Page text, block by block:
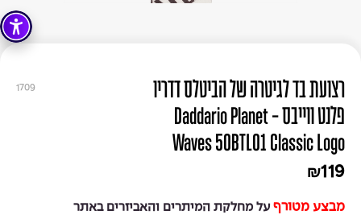
1709
רצועת בד לגיטרה של הביטלס דדריו
פלנט ווייבס - Daddario Planet
Waves 50BTL01 Classic Logo
₪119
מבצע מטורף על מחלקת המיתרים והאביזרים באתר